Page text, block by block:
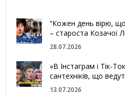
“Кожен день вірю,
– староста Козачої
28.07.2026
«В Інстаграм і Тік-
сантехніків, що
13.07.2026